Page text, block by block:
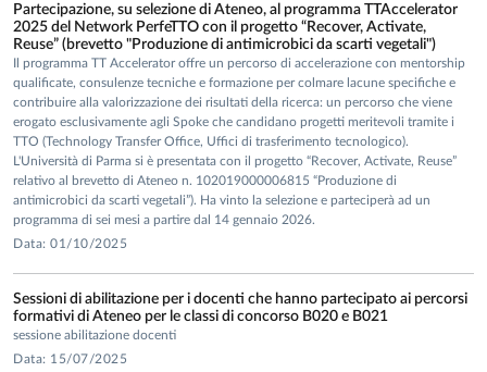
Altri interessi di ricerca:
Fermentazione microbiche di biomasse di insetti.
Valutazione della presenza e del comportamento di
microrganismi patogeni e alterativi negli alimenti.
Valutazione dell’effetto di biostimolanti sul microbiota
del suolo.
L'attività di ricerca di Camilla Lazzi è documentata da92
pubblicazioni
su riviste internazionali ISI, e 5 su riviste
riportate da Scopus in data 28 Gennaio 2026 sono le
seguenti: Numero di pubblicazioni: 92, Citazioni totali: 4526,
H index: 34.
Partecipazione, su selezione di Ateneo, al programma TTAccelerator
2025 del Network PerfeTTO con il progetto “Recover, Activate,
Reuse” (brevetto "Produzione di antimicrobici da scarti vegetali")
Il programma TT Accelerator offre un percorso di accelerazione con mentorship
qualificate, consulenze tecniche e formazione per colmare lacune specifiche e
contribuire alla valorizzazione dei risultati della ricerca: un percorso che viene
erogato esclusivamente agli Spoke che candidano progetti meritevoli tramite i
TTO (Technology Transfer Office, Uffici di trasferimento tecnologico).
L'Università di Parma si è presentata con il progetto “Recover, Activate, Reuse”
relativo al brevetto di Ateneo n. 102019000006815 “Produzione di
antimicrobici da scarti vegetali”). Ha vinto la selezione e parteciperà ad un
programma di sei mesi a partire dal 14 gennaio 2026.
Data: 01/10/2025
Sessioni di abilitazione per i docenti che hanno partecipato ai percorsi
formativi di Ateneo per le classi di concorso B020 e B021
sessione abilitazione docenti
Data: 15/07/2025